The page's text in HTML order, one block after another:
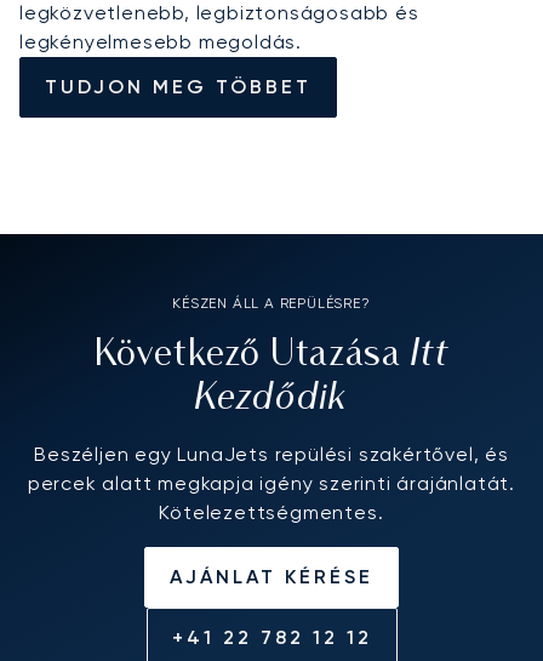
legközvetlenebb, legbiztonságosabb és
legkényelmesebb megoldás.
TUDJON MEG TÖBBET
KÉSZEN ÁLL A REPÜLÉSRE?
Következő Utazása Itt
Kezdődik
Beszéljen egy LunaJets repülési szakértővel, és
percek alatt megkapja igény szerinti árajánlatát.
Kötelezettségmentes.
AJÁNLAT KÉRÉSE
+41 22 782 12 12